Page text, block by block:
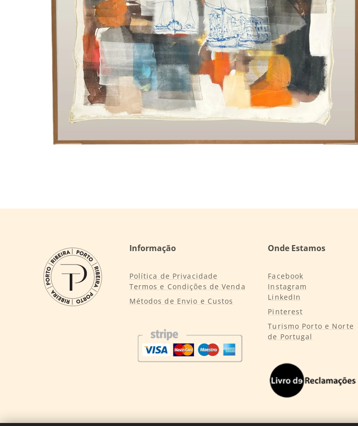
Informação
Política de Privacidade
Termos e Condições de Venda
Métodos de Envio e Custos
Onde Estamos
Facebook
Instagram
LinkedIn
Pinterest
Turismo Porto e Norte
de Portugal